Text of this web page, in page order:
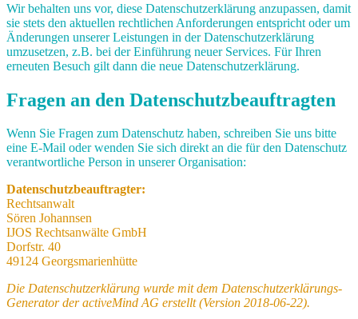
Wir behalten uns vor, diese Datenschutzerklärung anzupassen, damit
sie stets den aktuellen rechtlichen Anforderungen entspricht oder um
Änderungen unserer Leistungen in der Datenschutzerklärung
umzusetzen, z.B. bei der Einführung neuer Services. Für Ihren
erneuten Besuch gilt dann die neue Datenschutzerklärung.
Fragen an den Datenschutzbeauftragten
Wenn Sie Fragen zum Datenschutz haben, schreiben Sie uns bitte
eine E-Mail oder wenden Sie sich direkt an die für den Datenschutz
verantwortliche Person in unserer Organisation:
Datenschutzbeauftragter:
Rechtsanwalt
Sören Johannsen
IJOS Rechtsanwälte GmbH
Dorfstr. 40
49124 Georgsmarienhütte
Die Datenschutzerklärung wurde mit dem Datenschutzerklärungs-
Generator der activeMind AG erstellt (Version 2018-06-22).